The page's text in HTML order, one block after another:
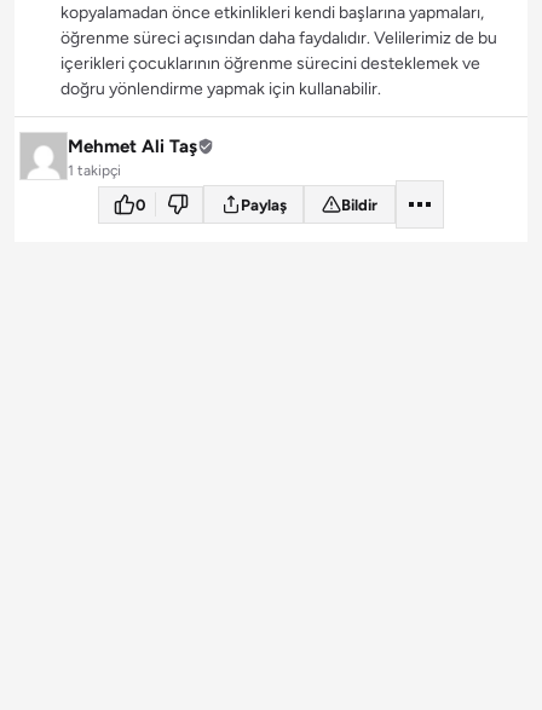
kopyalamadan önce etkinlikleri kendi başlarına yapmaları,
öğrenme süreci açısından daha faydalıdır. Velilerimiz de bu
içerikleri çocuklarının öğrenme sürecini desteklemek ve
doğru yönlendirme yapmak için kullanabilir.
Mehmet Ali Taş
1 takipçi
0 Paylaş Bildir